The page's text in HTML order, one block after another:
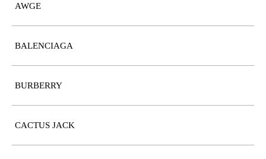
AWGE
BALENCIAGA
BURBERRY
CACTUS JACK